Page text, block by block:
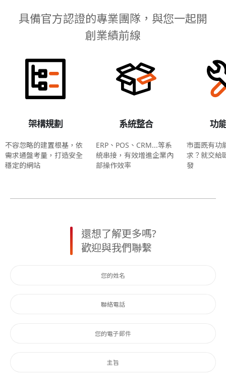
具備官方認證的專業團隊，與您一起開
創業績前線
架構規劃
不容忽略的建置根基，依
需求通盤考量，打造安全
穩定的網站
系統整合
ERP、POS、CRM...等系
統串接，有效增進企業內
部操作效率
功
市面既有功
求？就交給
發
還想了解更多嗎?
歡迎與我們聯繫